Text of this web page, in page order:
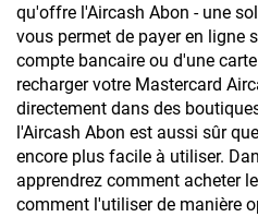
qu'offre l'Aircash Abon - une
vous permet de payer en ligne
compte bancaire ou d'une
recharger votre Mastercard
directement dans des
l'Aircash Abon est aussi sûr
encore plus facile à utiliser.
apprendrez comment acheter
comment l'utiliser de manière